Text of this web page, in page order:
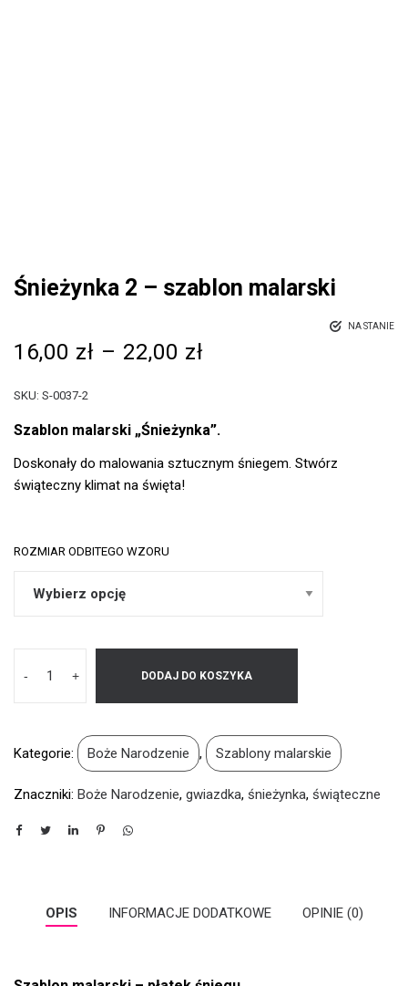
Śnieżynka 2 – szablon malarski
NA STANIE
16,00 zł – 22,00 zł
SKU: S-0037-2
Szablon malarski „Śnieżynka”.
Doskonały do malowania sztucznym śniegem. Stwórz
świąteczny klimat na święta!
ROZMIAR ODBITEGO WZORU
- + DODAJ DO KOSZYKA
Kategorie: Boże Narodzenie , Szablony malarskie
Znaczniki: Boże Narodzenie, gwiazdka, śnieżynka, świąteczne
OPIS INFORMACJE DODATKOWE OPINIE (0)